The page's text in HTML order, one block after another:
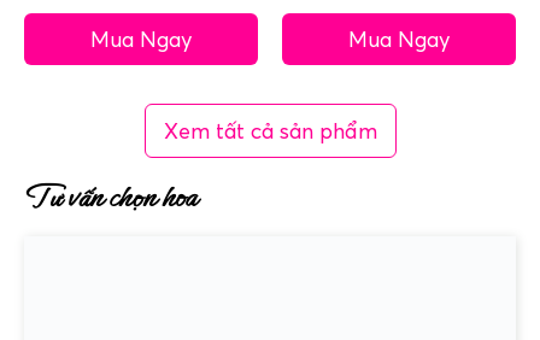
Mua Ngay Mua Ngay
Xem tất cả sản phẩm
Tư vấn chọn hoa